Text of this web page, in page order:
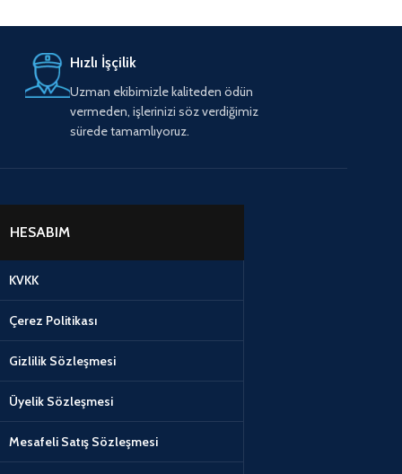
Hızlı İşçilik
Uzman ekibimizle kaliteden ödün
vermeden, işlerinizi söz verdiğimiz
sürede tamamlıyoruz.
HESABIM
KVKK
Çerez Politikası
Gizlilik Sözleşmesi
Üyelik Sözleşmesi
Mesafeli Satış Sözleşmesi